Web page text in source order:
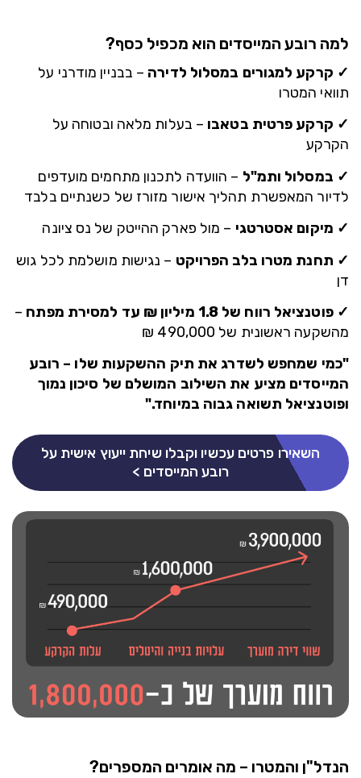
למה רובע המייסדים הוא מכפיל כסף?
✓ קרקע למגורים במסלול לדירה – בבניין מודרני על
תוואי המטרו
✓ קרקע פרטית בטאבו – בעלות מלאה ובטוחה על
הקרקע
✓ במסלול ותמ"ל – הוועדה לתכנון מתחמים מועדפים
לדיור המאפשרת תהליך אישור מזורז של כשנתיים בלבד
✓ מיקום אסטרטגי – מול פארק ההייטק של נס ציונה
✓ תחנת מטרו בלב הפרויקט – נגישות מושלמת לכל גוש
דן
✓ פוטנציאל רווח של 1.8 מיליון ₪ עד למסירת מפתח
–
מהשקעה ראשונית של 490,000 ₪
"כמי שמחפש לשדרג את תיק ההשקעות שלו – רובע
המייסדים מציע את השילוב המושלם של סיכון נמוך
ופוטנציאל תשואה גבוה במיוחד."
השאירו פרטים עכשיו וקבלו שיחת ייעוץ אישית על
רובע המייסדים >
הנדל"ן והמטרו – מה אומרים המספרים?